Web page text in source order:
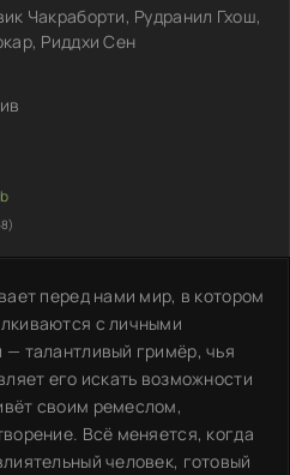
Чакраборти, Рудранил Гхош,
Риддхи Сен
перед нами мир, в котором
с личными
талантливый гримёр, чья
его искать возможности
своим ремеслом,
Всё меняется, когда
человек, готовый